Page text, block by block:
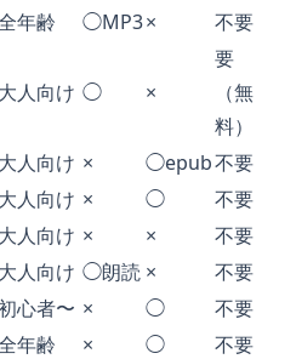
年齢 ◯MP3× 不要
大人向け ◯ ×
要
（無
料）
大人向け × ◯epub不要
大人向け × ◯
不要
大人向け × ×
不要
大人向け ◯朗読 ×
不要
心者〜 × ◯
不要
年齢 × ◯
不要